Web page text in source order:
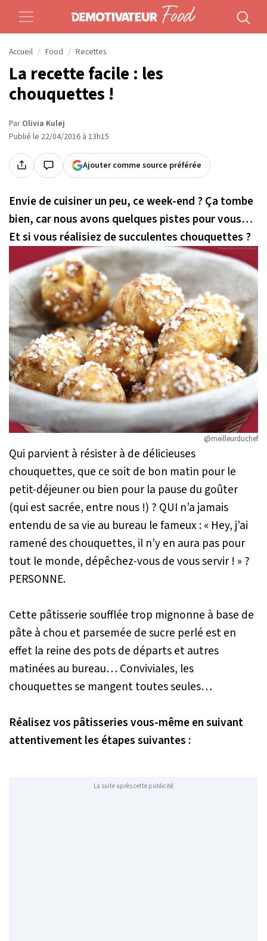
Accueil Food Recettes
La recette facile : les
chouquettes !
Par Olivia Kulej
Publié le 22/04/2016 à 13h15
Ajouter comme source préférée
Envie de cuisiner un peu, ce week-end ? Ça tombe
bien, car nous avons quelques pistes pour vous…
Et si vous réalisiez de succulentes chouquettes ?
@meilleurduchef
Qui parvient à résister à de délicieuses
chouquettes, que ce soit de bon matin pour le
petit-déjeuner ou bien pour la pause du goûter
(qui est sacrée, entre nous !) ? QUI n’a jamais
entendu de sa vie au bureau le fameux :« Hey, j’ai
ramené des chouquettes, il n’y en aura pas pour
tout le monde, dépêchez-vous de vous servir ! » ?
PERSONNE.
Cette pâtisserie soufflée trop mignonne à base de
pâte à chou et parsemée de sucre perlé est en
effet la reine des pots de départs et autres
matinées au bureau… Conviviales, les
chouquettes se mangent toutes seules…
Réalisez vos pâtisseries vous-même en suivant
attentivement les étapes suivantes :
La suite après cette publicité